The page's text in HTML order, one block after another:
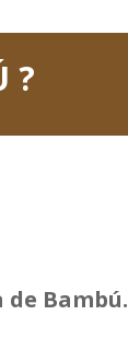
?
Bambú.